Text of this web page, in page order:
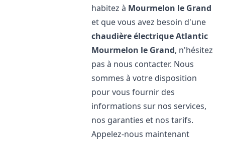
habitez à Mourmelon le Grand
et que vous avez besoin d'une
chaudière électrique Atlantic
Mourmelon le Grand, n'hésitez
pas à nous contacter. Nous
sommes à votre disposition
pour vous fournir des
informations sur nos services,
nos garanties et nos tarifs.
Appelez-nous maintenant